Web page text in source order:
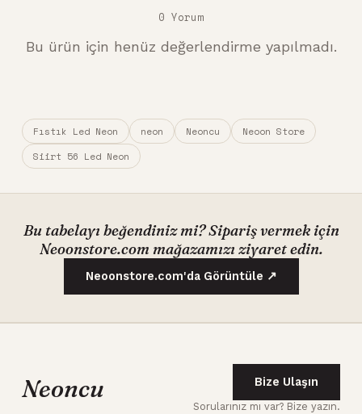
0 Yorum
Bu ürün için henüz değerlendirme yapılmadı.
Fıstık Led Neon neon Neoncu
Neoon Store
Siirt 56 Led Neon
Bu tabelayı beğendiniz mi? Sipariş vermek için
Neoonstore.com mağazamızı ziyaret edin.
Neoonstore.com'da Görüntüle ↗
Neoncu Bize Ulaşın
Sorularınız mı var? Bize yazın.